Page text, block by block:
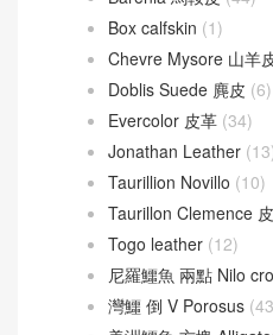
Berline(9)
Cherche(24)
Victoria(8)
愛馬仕 拖鞋(121)
愛馬仕 皮革(415)
Barenia 馬鞍皮(44)
Box calfskin(1)
Chevre Mysore 山羊皮
Doblis Suede 麂皮 (6)
Evercolor 皮革(34)